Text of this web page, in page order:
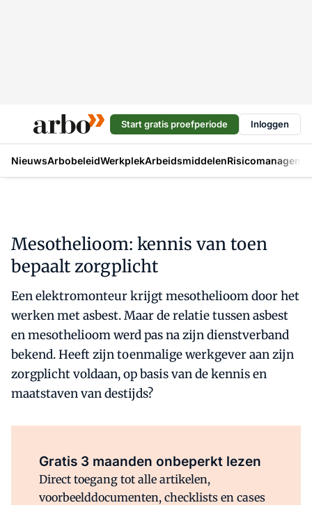
Start gratis proefperiode Inloggen
NieuwsArbobeleidWerkplekArbeidsmiddelen
Mesothelioom: kennis van toen
bepaalt zorgplicht
Een elektromonteur krijgt mesothelioom door het
werken met asbest. Maar de relatie tussen asbest
en mesothelioom werd pas na zijn dienstverband
bekend. Heeft zijn toenmalige werkgever aan zijn
zorgplicht voldaan, op basis van de kennis en
maatstaven van destijds?
Gratis 3 maanden onbeperkt lezen
Direct toegang tot alle artikelen,
voorbeelddocumenten, checklists en cases